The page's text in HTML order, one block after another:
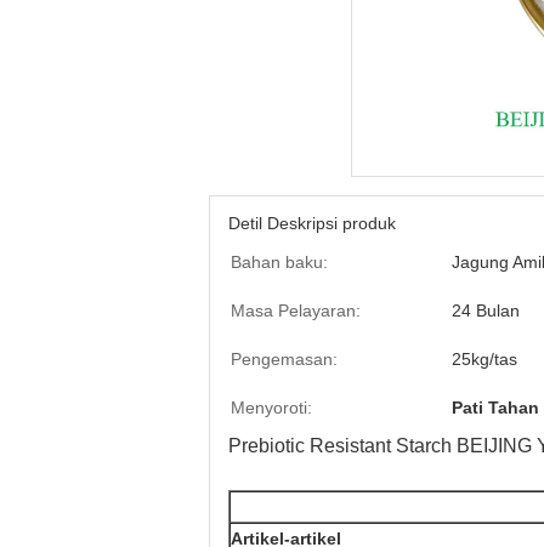
Detil Deskripsi produk
Bahan baku:
Jagung
Masa Pelayaran: 24 Bulan
Pengemasan: 25kg/tas
Menyoroti: Pati
Prebiotic Resistant Starch
Artikel-artikel